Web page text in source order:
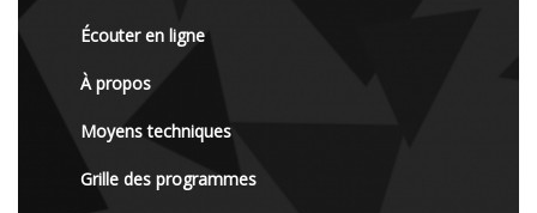
Écouter en ligne
À propos
Moyens techniques
Grille des programmes